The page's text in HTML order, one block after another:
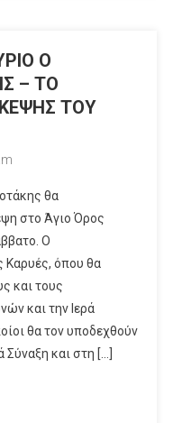
Ο
– ΤΟ
ΤΟΥ
θα
στο Άγιο Όρος
Ο
Καρυές, όπου θα
και τους
και την Ιερά
θα τον υποδεχθούν
και στη […]